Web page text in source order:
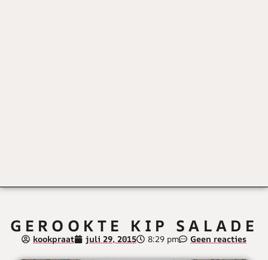
GEROOKTE KIP SALADE
kookpraat juli 29, 2015 8:29 pm Geen reacties